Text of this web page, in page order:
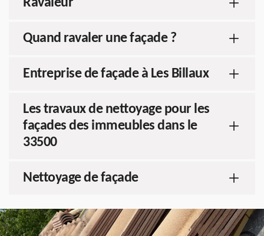
Ravaleur
Quand ravaler une façade ?
Entreprise de façade à Les Billaux
Les travaux de nettoyage pour les
façades des immeubles dans le
33500
Nettoyage de façade